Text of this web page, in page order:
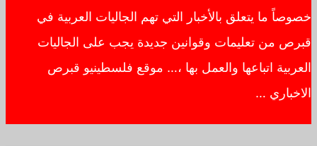
خصوصاً ما يتعلق بالأخبار التي تهم الجاليات العربية في
قبرص من تعليمات وقوانين جديدة يجب على الجاليات
العربية اتباعها والعمل بها ،… موقع فلسطينيو قبرص
الاخباري …